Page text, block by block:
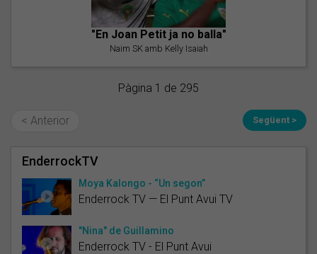
"En Joan Petit ja no balla"
Naim SK amb Kelly Isaiah
Pàgina 1 de 295
< Anterior Següent >
EnderrockTV
Moya Kalongo - “Un segon”
Enderrock TV — El Punt Avui TV
"Nina" de Guillamino
Enderrock TV - El Punt Avui